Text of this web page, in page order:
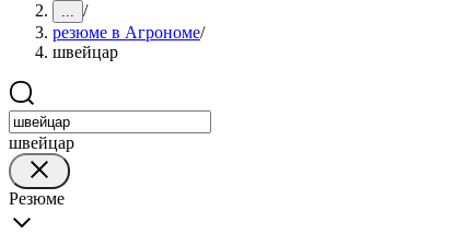
... /
резюме в Агрономе/
швейцар
швейцар
Резюме